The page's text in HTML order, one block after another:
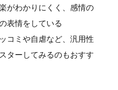
がわかりにくく、感情の
表情をしている
コミや自虐など、汎用性
ターしてみるのもおすす